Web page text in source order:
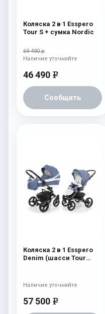
Коляска 2 в 1 Esspero
Tour S + сумка Nordic
69 490 р
46 490 e
Сообщить
Наличие уточняйте
Коляска 2 в 1 Esspero
Denim (шасси Tour
57 500 e
Наличие уточняйте